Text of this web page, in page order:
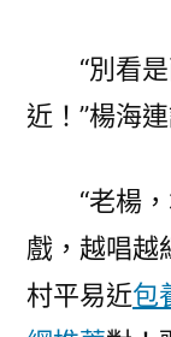
“別看
近！”楊海
“老楊
戲，越唱越
村平易近包